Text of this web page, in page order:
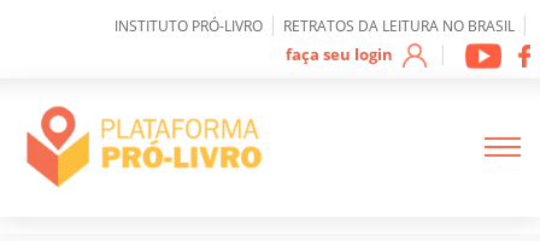
INSTITUTO PRÓ-LIVRO | RETRATOS DA LEITURA NO BRASIL |
faça seu login |